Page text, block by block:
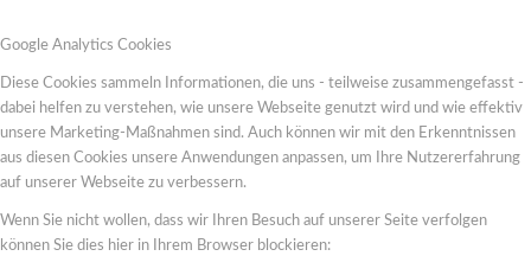
Google Analytics Cookies
Diese Cookies sammeln Informationen, die uns - teilweise zusammengefasst -
dabei helfen zu verstehen, wie unsere Webseite genutzt wird und wie effektiv
unsere Marketing-Maßnahmen sind. Auch können wir mit den Erkenntnissen
aus diesen Cookies unsere Anwendungen anpassen, um Ihre Nutzererfahrung
auf unserer Webseite zu verbessern.
Wenn Sie nicht wollen, dass wir Ihren Besuch auf unserer Seite verfolgen
können Sie dies hier in Ihrem Browser blockieren: